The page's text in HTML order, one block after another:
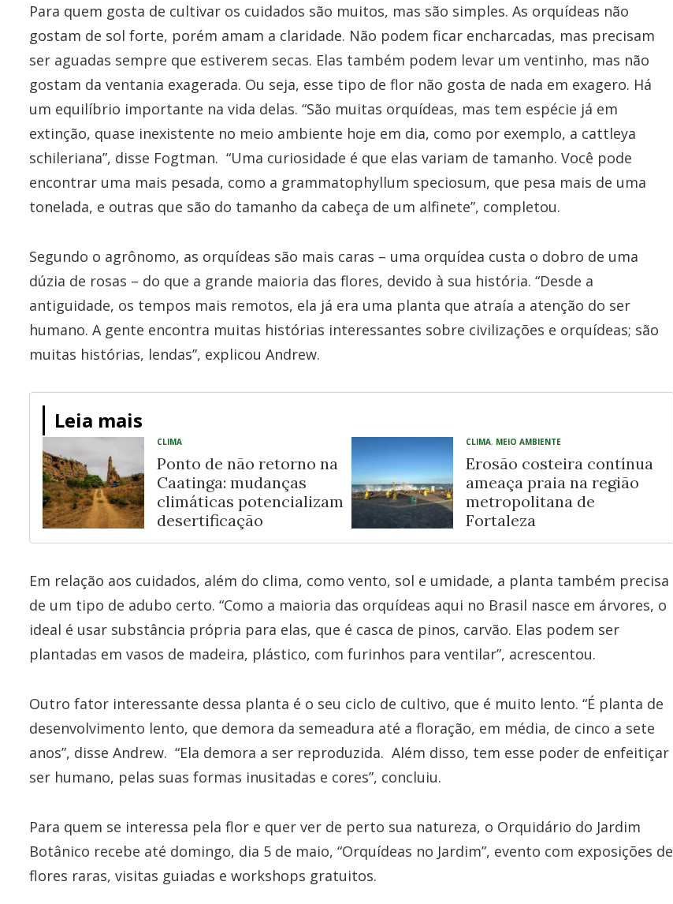
Para quem gosta de cultivar os cuidados são muitos, mas são simples. As orquídeas não
gostam de sol forte, porém amam a claridade. Não podem ficar encharcadas, mas precisam
ser aguadas sempre que estiverem secas. Elas também podem levar um ventinho, mas não
gostam da ventania exagerada. Ou seja, esse tipo de flor não gosta de nada em exagero. Há
um equilíbrio importante na vida delas. “São muitas orquídeas, mas tem espécie já em
extinção, quase inexistente no meio ambiente hoje em dia, como por exemplo, a cattleya
schileriana”, disse Fogtman. “Uma curiosidade é que elas variam de tamanho. Você pode
encontrar uma mais pesada, como a grammatophyllum speciosum, que pesa mais de uma
tonelada, e outras que são do tamanho da cabeça de um alfinete”, completou.
Segundo o agrônomo, as orquídeas são mais caras – uma orquídea custa o dobro de uma
dúzia de rosas – do que a grande maioria das flores, devido à sua história. “Desde a
antiguidade, os tempos mais remotos, ela já era uma planta que atraía a atenção do ser
humano. A gente encontra muitas histórias interessantes sobre civilizações e orquídeas; são
muitas histórias, lendas”, explicou Andrew.
Leia mais
CLIMA
Ponto de não retorno na
Caatinga: mudanças
climáticas potencializam
desertificação
CLIMA, MEIO AMBIENTE
Erosão costeira contínua
ameaça praia na região
metropolitana de
Fortaleza
Em relação aos cuidados, além do clima, como vento, sol e umidade, a planta também precisa
de um tipo de adubo certo. “Como a maioria das orquídeas aqui no Brasil nasce em árvores, o
ideal é usar substância própria para elas, que é casca de pinos, carvão. Elas podem ser
plantadas em vasos de madeira, plástico, com furinhos para ventilar”, acrescentou.
Outro fator interessante dessa planta é o seu ciclo de cultivo, que é muito lento. “É planta de
desenvolvimento lento, que demora da semeadura até a floração, em média, de cinco a sete
anos”, disse Andrew. “Ela demora a ser reproduzida. Além disso, tem esse poder de enfeitiçar
ser humano, pelas suas formas inusitadas e cores”, concluiu.
Para quem se interessa pela flor e quer ver de perto sua natureza, o Orquidário do Jardim
Botânico recebe até domingo, dia 5 de maio, “Orquídeas no Jardim”, evento com exposições de
flores raras, visitas guiadas e workshops gratuitos.